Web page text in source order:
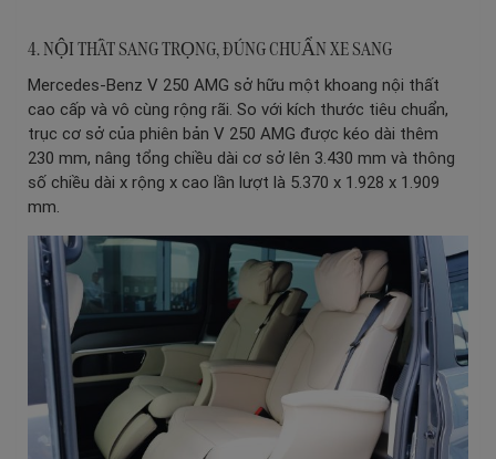
4. NỘI THẤT SANG TRỌNG, ĐÚNG CHUẨN XE SANG
Mercedes-Benz V 250 AMG sở hữu một khoang nội thất
cao cấp và vô cùng rộng rãi. So với kích thước tiêu chuẩn,
trục cơ sở của phiên bản V 250 AMG được kéo dài thêm
230 mm, nâng tổng chiều dài cơ sở lên 3.430 mm và thông
số chiều dài x rộng x cao lần lượt là 5.370 x 1.928 x 1.909
mm.